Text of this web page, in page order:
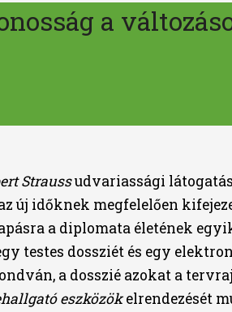
a
Straussudvariassági
új időknek megfelelően
a diplomata életének
testes dossziét és egy
a dosszié azokat a
eszközökelrendezését